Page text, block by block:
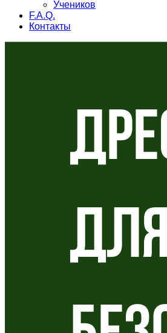
Учеников
F.A.Q.
Контакты